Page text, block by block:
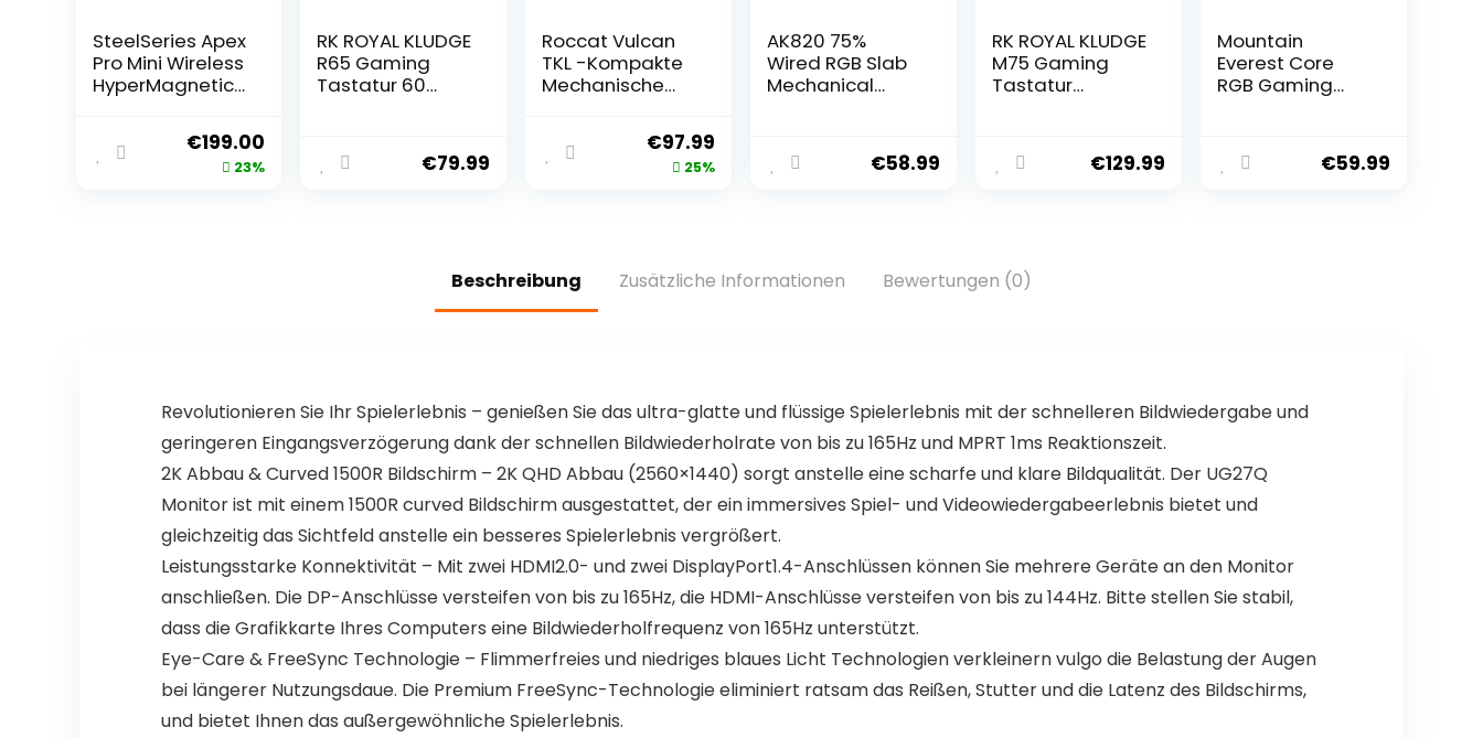
SteelSeries Apex
Pro Mini Wireless
HyperMagnetic
Tastatur – Die
weltweit
schnellste
€199.00
23%
RK ROYAL KLUDGE
R65 Gaming
Tastatur 60
Mechanische
Tastatur
QMK/VIA, Hot
€79.99
Roccat Vulcan
TKL -Kompakte
Mechanische
Tastatur, AIMO
LED
Einzeltastenbele
Multimediarad,
QWERTZ
€97.99
25%
AK820 75%
Wired RGB Slab
Mechanical
Lautstärkeregler
, South LED, Poron
Hot Swappable
€58.99
RK ROYAL KLUDGE
M75 Gaming
Tastatur
Mechanische
Tastatur RGB 2,4
OLED-Smart-
€129.99
Mountain
Everest Core
RGB Gaming
Cherry MX Red
Switches – DE
€59.99
Beschreibung Zusätzliche Informationen Bewertungen (0)
Revolutionieren Sie Ihr Spielerlebnis – genießen Sie das ultra-glatte und flüssige Spielerlebnis mit der schnelleren Bildwiedergabe und
geringeren Eingangsverzögerung dank der schnellen Bildwiederholrate von bis zu 165Hz und MPRT 1ms Reaktionszeit.
2K Abbau & Curved 1500R Bildschirm – 2K QHD Abbau (2560×1440) sorgt anstelle eine scharfe und klare Bildqualität. Der UG27Q
Monitor ist mit einem 1500R curved Bildschirm ausgestattet, der ein immersives Spiel- und Videowiedergabeerlebnis bietet und
gleichzeitig das Sichtfeld anstelle ein besseres Spielerlebnis vergrößert.
Leistungsstarke Konnektivität – Mit zwei HDMI2.0- und zwei DisplayPort1.4-Anschlüssen können Sie mehrere Geräte an den Monitor
anschließen. Die DP-Anschlüsse versteifen von bis zu 165Hz, die HDMI-Anschlüsse versteifen von bis zu 144Hz. Bitte stellen Sie stabil,
dass die Grafikkarte Ihres Computers eine Bildwiederholfrequenz von 165Hz unterstützt.
Eye-Care & FreeSync Technologie – Flimmerfreies und niedriges blaues Licht Technologien verkleinern vulgo die Belastung der Augen
bei längerer Nutzungsdaue. Die Premium FreeSync-Technologie eliminiert ratsam das Reißen, Stutter und die Latenz des Bildschirms,
und bietet Ihnen das außergewöhnliche Spielerlebnis.